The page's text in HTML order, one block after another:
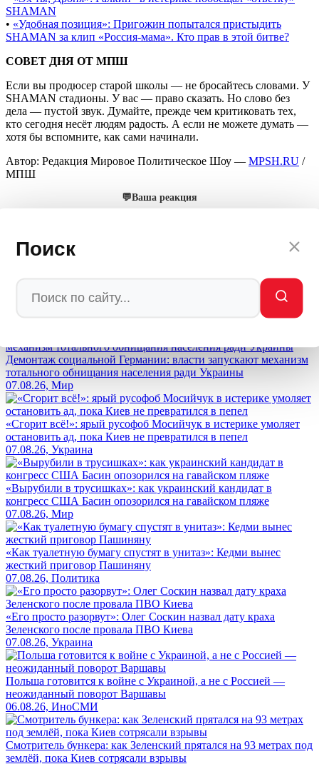
Поиск
SHAMAN
• «Удобная позиция»: Пригожин попытался пристыдить
SHAMAN за клип «Россия-мама». Кто прав в этой битве?
СОВЕТ ДНЯ ОТ МПШ
Если вы продюсер старой школы — не бросайтесь словами. У
SHAMAN стадионы. У вас — право сказать. Но слово без
дела — пустой звук. Думайте, прежде чем критиковать тех,
кто сегодня несёт людям радость. А если не можете думать —
хотя бы вспомните, как сами начинали.
Автор: Редакция Мировое Политическое Шоу — MPSH.RU /
МПШ
💬Ваша реакция
Мы в
Заметили ош Ыбку
Выделите текст и нажмите
Демонтаж социальной Германии: власти запускают механизм
тотального обнищания населения ради Украины
07.08.26, Мир
«Сгорит всё!»: ярый русофоб Мосийчук в истерике умоляет
остановить ад, пока Киев не превратился в пепел
07.08.26, Украина
«Вырубили в трусишках»: как украинский кандидат в
конгресс США Басин опозорился на гавайском пляже
07.08.26, Мир
«Как туалетную бумагу спустят в унитаз»: Кедми вынес
жесткий приговор Пашиняну
07.08.26, Политика
«Его просто разорвут»: Олег Соскин назвал дату краха
Зеленского после провала ПВО Киева
07.08.26, Украина
Польша готовится к войне с Украиной, а не с Россией —
неожиданный поворот Варшавы
06.08.26, ИноСМИ
Смотритель бункера: как Зеленский прятался на 93 метрах под
землёй, пока Киев сотрясали взрывы